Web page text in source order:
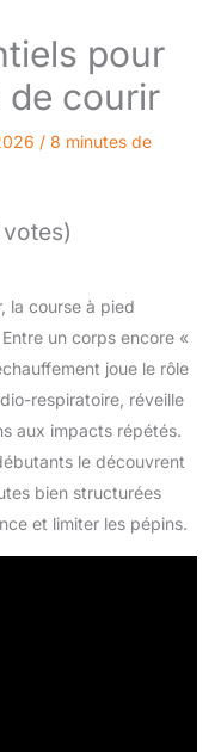
pour
de courir
/ 8 minutes de
la course à pied
un corps encore «
joue le rôle
respiratoire, réveille
aux impacts répétés.
le découvrent
bien structurées
et limiter les pépins.